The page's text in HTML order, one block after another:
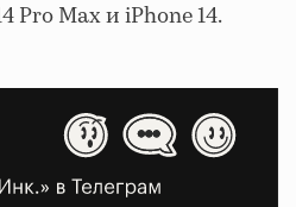
Pro Max и iPhone 14.